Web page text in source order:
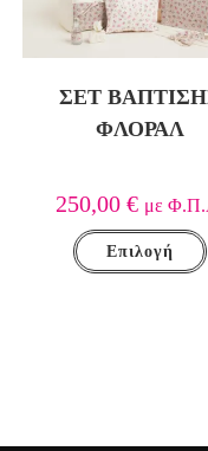
ΣΕΤ
ΦΛΟΡΑΛ
250,00 € με
Επιλογή